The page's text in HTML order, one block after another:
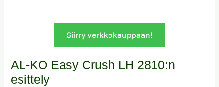
Siirry verkkokauppaan!
AL-KO Easy Crush LH 2810:n
esittely